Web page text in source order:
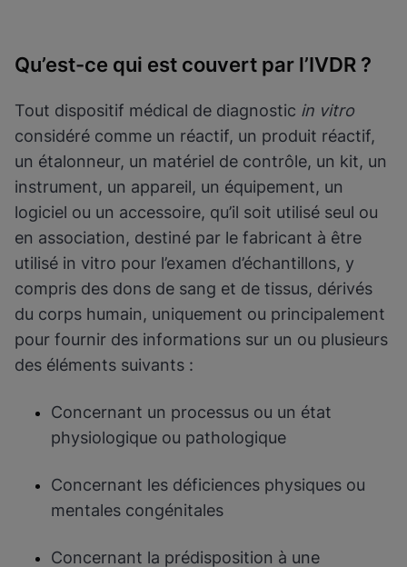
Qu’est-ce qui est couvert par l’IVDR ?
Tout dispositif médical de diagnostic in vitro
considéré comme un réactif, un produit réactif,
un étalonneur, un matériel de contrôle, un kit, un
instrument, un appareil, un équipement, un
logiciel ou un accessoire, qu’il soit utilisé seul ou
en association, destiné par le fabricant à être
utilisé in vitro pour l’examen d’échantillons, y
compris des dons de sang et de tissus, dérivés
du corps humain, uniquement ou principalement
pour fournir des informations sur un ou plusieurs
des éléments suivants :
Concernant un processus ou un état
physiologique ou pathologique
Concernant les déficiences physiques ou
mentales congénitales
Concernant la prédisposition à une